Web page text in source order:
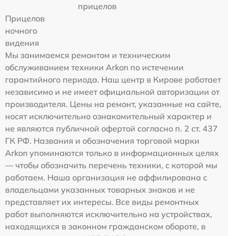
прицелов
Прицелов
ночного
видения
Мы занимаемся ремонтом и техническим
обслуживанием техники Arkon по истечении
гарантийного периода. Наш центр в Кирове работает
независимо и не имеет официальной авторизации от
производителя. Цены на ремонт, указанные на сайте,
носят исключительно ознакомительный характер и
не являются публичной офертой согласно п. 2 ст. 437
ГК РФ. Названия и обозначения торговой марки
Arkon упоминаются только в информационных целях
— чтобы обозначить перечень техники, с которой мы
работаем. Наша организация не аффилирована с
владельцами указанных товарных знаков и не
представляет их интересы. Все виды ремонтных
работ выполняются исключительно на устройствах,
находящихся в законном гражданском обороте, в